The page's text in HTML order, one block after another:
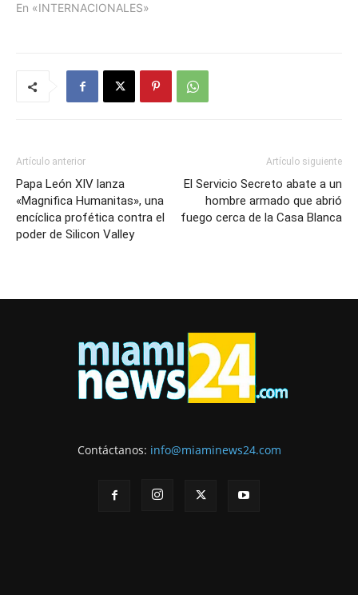
En «INTERNACIONALES»
Artículo anterior
Papa León XIV lanza
«Magnifica Humanitas», una
encíclica profética contra el
poder de Silicon Valley
Artículo siguiente
El Servicio Secreto abate a un
hombre armado que abrió
fuego cerca de la Casa Blanca
Contáctanos: info@miaminews24.com